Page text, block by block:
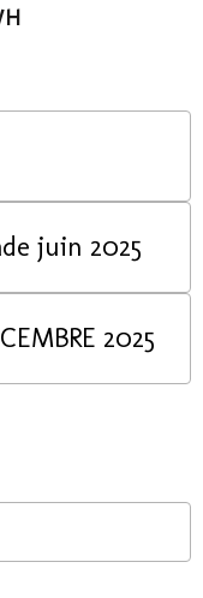
inscription Passage de grade juin 2025
2025